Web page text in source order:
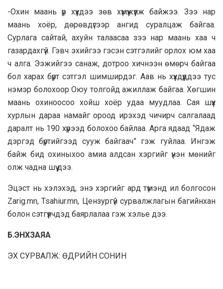
-Охин маань үр хүүхдээ зөв хүмүүжүүлж байжээ. Зээ нар
маань хоёр, дөрөвдүгээр ангид суралцаж байгаа.
Сурлага сайтай, ахуйн талаасаа зээ нар маань хаа ч
газардахгүй. Гэвч эхийгээ гэсэн сэтгэлийг орлох юм хаа
ч алга. Ээжийгээ санаж, дотроо хичнээн өмөрч байгаа
бол харах бүрт сэтгэл шимширдэг. Аав нь хүүхдүүддээ тус
нэмэр болохоор Оюу толгойд ажиллаж байгаа. Хөгшин
маань охиноосоо хойш хоёр удаа муудлаа. Сая шүүх
хурлын дараа намайг ороод ирэхэд чичирч салгалаад
даралт нь 190 хүрээд болохоо байлаа. Арга ядаад “Ядаж
дэргэд бүртийгээд сууж байгаач” гэж гуйлаа. Ингэж
байж бид охиныхоо амиа алдсан хэргийг үнэн мөнийг
олж чадна шүү дээ.
Эцэст нь хэлэхэд, энэ хэргийг ард түмэнд ил болгосон
Zarig.mn, Tsahiur.mn, Цензургүй сурвалжлагын багийнхан
болон сэтгүүлчдэд баярлалаа гэж хэлье дээ.
Б.ЭНХЗАЯА
ЭХ СУРВАЛЖ: ӨДРИЙН СОНИН